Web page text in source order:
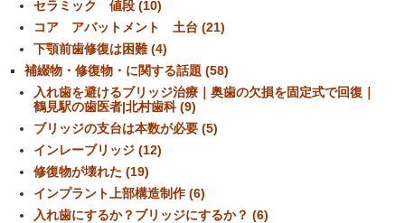
セラミック 値段 (10)
コア アバットメント 土台 (21)
下顎前歯修復は困難 (4)
補綴物・修復物・に関する話題 (58)
入れ歯を避けるブリッジ治療｜奥歯の欠損を固定式で回復｜
鶴見駅の歯医者|北村歯科 (9)
ブリッジの支台は本数が必要 (5)
インレーブリッジ (12)
修復物が壊れた (19)
インプラント上部構造制作 (6)
入れ歯にするか？ブリッジにするか？ (6)